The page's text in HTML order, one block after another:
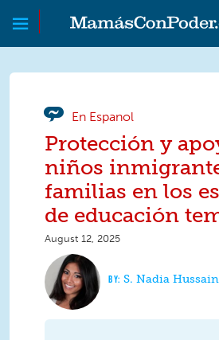
Skip to main content
Skip to main content
MamásConPoder
En Espanol
Protección y
niños
familias en los
de educación
August 12, 2025
S. Nadia Hussain